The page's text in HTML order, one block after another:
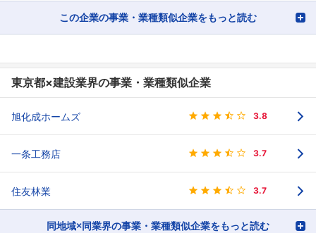
この企業の事業・業種類似企業をもっと読む
東京都×建設業界の事業・業種類似企業
旭化成ホームズ 3.8
一条工務店 3.7
住友林業 3.7
同地域×同業界の事業・業種類似企業をもっと読む